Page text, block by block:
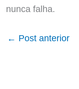
nunca falha.
← Post anterior